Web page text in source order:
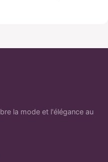
la mode et l'élégance au